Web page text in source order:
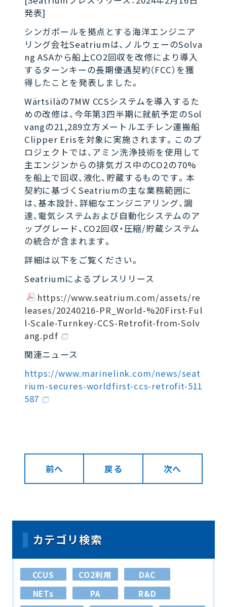
発表]
シンガポールを拠点とする海洋エンジニア
リング会社Seatriumは、ノルウェーのSolva
ng ASAから船上CO2回収を改修により導入
するターンキーの長期優遇契約（FCC）を獲
得したことを発表しました。
Wärtsiläの7MW CCSシステムを導入するた
めの改修は、今年第3四半期に就航予定のSol
vangの21,289立方メートルエチレン運搬船
Clipper Erisを対象に実施されます。このプ
ロジェクトでは、アミン洗浄技術を使用して
主エンジンからの排気ガス中のCO2の70%
を船上で回収、液化、貯蔵するものです。本
契約に基づくSeatriumの主な業務範囲に
は、基本設計、詳細なエンジニアリング、調
達、電気システムおよび自動化システムのア
ップグレード、CO2回収・圧縮/貯蔵システム
の統合が含まれます。
詳細は以下をご覧ください。
Seatriumによるプレスリリース
https://www.seatrium.com/assets/re
leases/20240216-PR_World-%20First-Ful
l-Scale-Turnkey-CCS-Retrofit-from-Solv
ang.pdf
関連ニュース
https://www.marinelink.com/news/seat
rium-secures-worldfirst-ccs-retrofit-511
587
前へ 戻る 次へ
カテゴリ検索
CCUS CO2利用
DAC
NETs
PA
R&D